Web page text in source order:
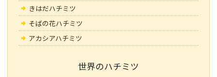
きはだハチミツ
そばの花ハチミツ
アカシアハチミツ
世界のハチミツ